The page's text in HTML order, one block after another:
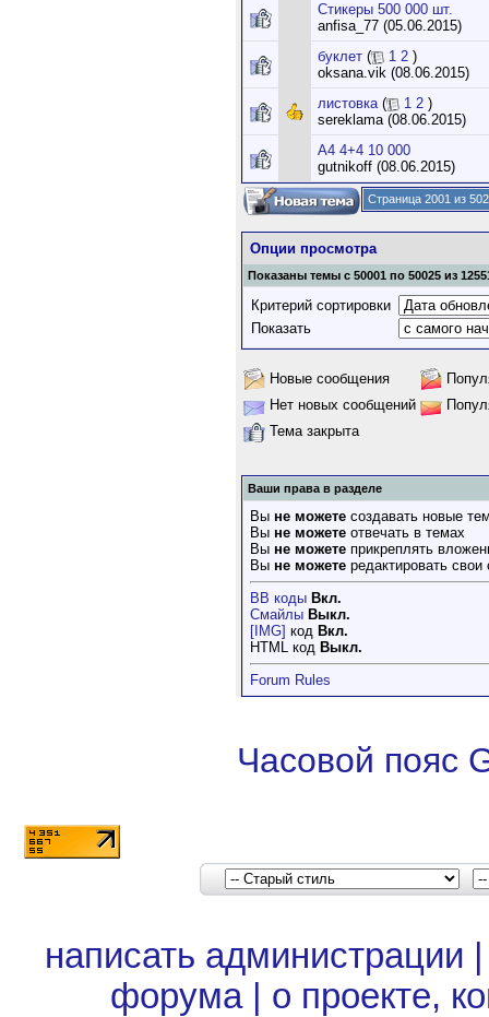
Стикеры 500 000 шт.
anfisa_77 (05.06.2015)
буклет ( 1 2 )
oksana.vik (08.06.2015)
листовка ( 1 2 )
sereklama (08.06.2015)
А4 4+4 10 000
gutnikoff (08.06.2015)
Страница 2001 из
Опции просмотра
Показаны темы с 50001 по 50025 из
Критерий сортировки
Показать
Новые сообщения
Нет новых сообщений
Тема закрыта
Ваши права в разделе
Вы не можете создавать новые
Вы не можете отвечать в темах
Вы не можете прикреплять
Вы не можете редактировать
BB коды Вкл.
Смайлы Выкл.
[IMG] код Вкл.
HTML код Выкл.
Forum Rules
Часовой пояс
написать администрации
форума| о проекте,